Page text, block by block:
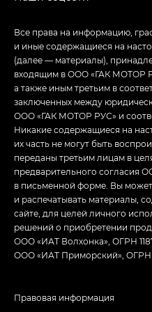
Все права на информацию,
и иные содержащиеся на
(далее — материалы),
входящим в ООО «ГАК МОТОР
а также иным третьим в
заключенных между
ООО «ГАК МОТОР РУС» и
Никакие содержащиеся на
их часть не могут быть
переданы третьим лицам в
предварительного согласия
в письменной форме. Вы
и распечатывать материалы,
сайте, для целей личного
решений о приобретении
ООО «ИАТ Волхонка», ОГРН
ООО «ИАТ Приморский», ОГРН
Правовая информация